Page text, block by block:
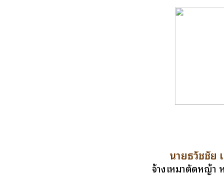
นายธวัชชัย
จ้างเหมาตัดหญ้า